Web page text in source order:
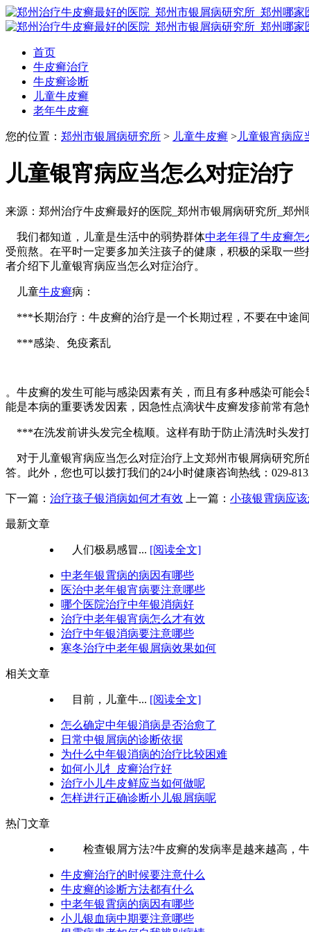
首页
牛皮癣治疗
牛皮癣诊断
儿童牛皮癣
老年牛皮癣
您的位置： 郑州市银屑病研究所 > 儿童牛皮癣 > 儿童银宵病应
儿童银宵病应当怎么对症治疗
来源：郑州治疗牛皮癣最好的医院_郑州市银屑病研究所_郑
我们都知道，儿童是生活中的弱势群体中老年得了牛皮癣怎
受煎熬。在平时一定要多加关注孩子的健康，积极的采取一
者介绍下儿童银宵病应当怎么对症治疗。
儿童牛皮癣病：
***长期治疗：牛皮癣的治疗是一个长期过程，不要在中途
***感染、免疫紊乱
。牛皮癣的发生可能与感染因素有关，而且有多种感染可能
能是本病的重要诱发因素，因急性点滴状牛皮癣发疹前常有急
***在洗发前讲头发完全梳顺。这样有助于防止清洗时头发打
对于儿童银宵病应当怎么对症治疗上文郑州市银屑病研究
答。此外，您也可以拨打我们的24小时健康咨询热线：029-
下一篇： 治疗孩子银消病如何才有效 上一篇： 小孩银霄病应
最新文章
人们极易感冒... [阅读全文]
中老年银霄病的病因有哪些
医治中老年银宵病要注意哪些
哪个医院治疗中年银消病好
治疗中老年银宵病怎么才有效
治疗中年银消病要注意哪些
寒冬治疗中老年银屑病效果如何
相关文章
目前，儿童牛... [阅读全文]
怎么确定中年银消病是否治愈了
日常中银屑病的诊断依据
为什么中年银消病的治疗比较困难
如何小儿牜皮癣治疗好
治疗小儿牛皮鲜应当如何做呢
怎样进行正确诊断小儿银屑病呢
热门文章
检查银屑方法?牛皮癣的发病率是越来越高，牛
牛皮癣治疗的时候要注意什么
牛皮癣的诊断方法都有什么
中老年银霄病的病因有哪些
小儿银血病中期要注意哪些